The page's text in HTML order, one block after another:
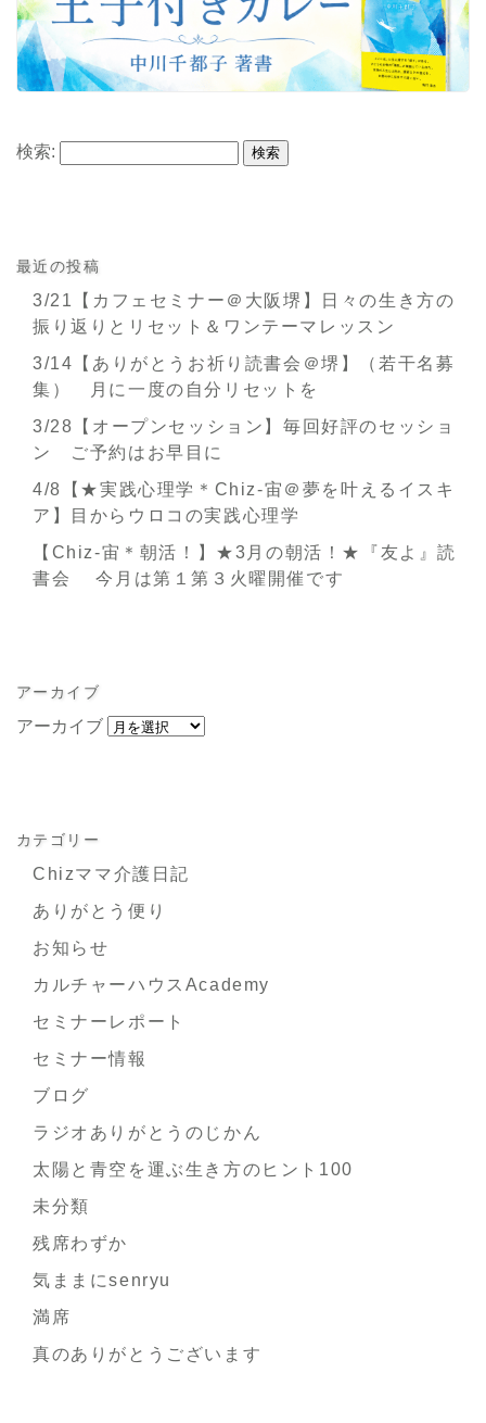
検索:
最近の投稿
3/21【カフェセミナー＠大阪堺】日々の生き方の
振り返りとリセット＆ワンテーマレッスン
3/14【ありがとうお祈り読書会＠堺】（若干名募
集） 月に一度の自分リセットを
3/28【オープンセッション】毎回好評のセッショ
ン ご予約はお早目に
4/8【★実践心理学＊Chiz-宙＠夢を叶えるイスキ
ア】目からウロコの実践心理学
【Chiz-宙＊朝活！】★3月の朝活！★『友よ』読
書会 今月は第１第３火曜開催です
アーカイブ
アーカイブ
カテゴリー
Chizママ介護日記
ありがとう便り
お知らせ
カルチャーハウスAcademy
セミナーレポート
セミナー情報
ブログ
ラジオありがとうのじかん
太陽と青空を運ぶ生き方のヒント100
未分類
残席わずか
気ままにsenryu
満席
真のありがとうございます